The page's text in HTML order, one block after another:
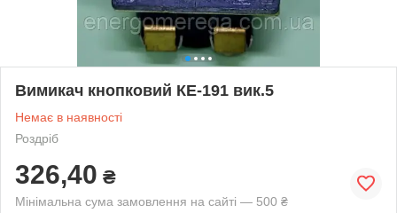
Вимикач кнопковий КЕ-191 вик.5
Немає в наявності
Роздріб
326,40 ₴
Мінімальна сума замовлення на сайті — 500 ₴